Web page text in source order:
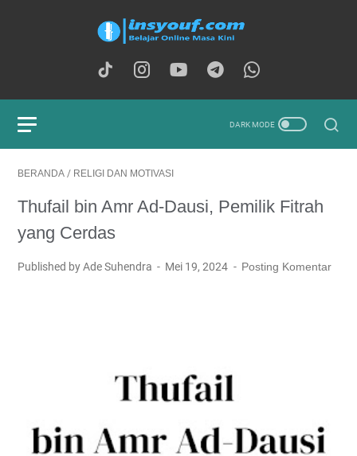
BERANDA / RELIGI DAN MOTIVASI
Thufail bin Amr Ad-Dausi, Pemilik Fitrah
yang Cerdas
Published by Ade Suhendra Mei 19, 2024 Posting Komentar